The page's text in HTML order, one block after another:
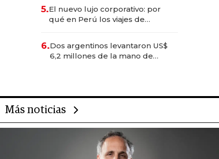
Fénix
5.El nuevo lujo corporativo: por
qué en Perú los viajes de
para convertirse en experiencias
transformadoras
6.Dos argentinos levantaron US$
6,2 millones de la mano de
Más noticias